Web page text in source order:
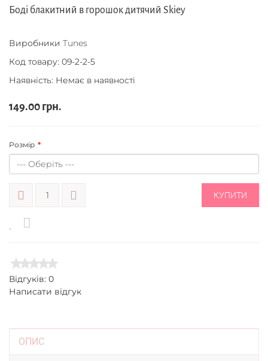
Боді блакитний в горошок дитячий Skiey
Виробники Tunes
Код товару: 09-2-2-5
Наявність: Немає в наявності
149.00 грн.
Розмір
КУПИТИ
Відгуків: 0
Написати відгук
ОПИС